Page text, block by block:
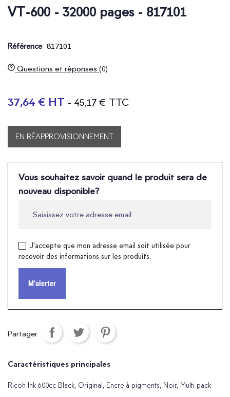
VT-600 - 32000 pages - 817101
Référence 817101
Questions et réponses (0)
37,64 € HT - 45,17 € TTC
EN RÉAPPROVISIONNEMENT
Vous souhaitez savoir quand le produit sera de
nouveau disponible?
J'accepte que mon adresse email soit utilisée pour
recevoir des informations sur les produits.
M'alerter
Partager
Caractéristiques principales
Ricoh Ink 600cc Black, Original, Encre à pigments, Noir, Multi pack